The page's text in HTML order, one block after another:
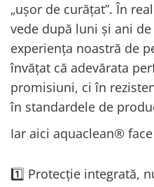
„ușor de curățat”. În
vede după luni și ani
experiența noastră de
învățat că adevărata
promisiuni, ci în
în standardele de
Iar aici aquaclean®
1️⃣ Protecție integrată,